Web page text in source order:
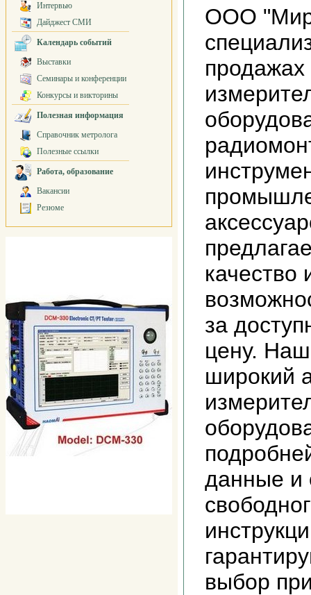
Интервью
Дайджест СМИ
Календарь событий
Выставки
Семинары и конференции
Конкурсы и викторины
Полезная информация
Справочник метролога
Полезные ссылки
Работа, образование
Вакансии
Резюме
ООО "Мир
продажах
за
цену.
широкий
данные и
выбор